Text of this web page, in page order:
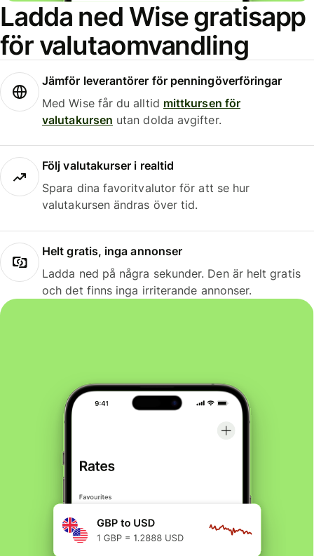
Ladda ned Wise gratisapp
för valutaomvandling
Jämför leverantörer för penningöverföringar
Med Wise får du alltid mittkursen för
valutakursen utan dolda avgifter.
Följ valutakurser i realtid
Spara dina favoritvalutor för att se hur
valutakursen ändras över tid.
Helt gratis, inga annonser
Ladda ned på några sekunder. Den är helt gratis
och det finns inga irriterande annonser.